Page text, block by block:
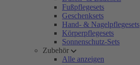
Fußpflegesets
Geschenksets
Hand- & Nagelpflegesets
Körperpflegesets
Sonnenschutz-Sets
Zubehör
Alle anzeigen